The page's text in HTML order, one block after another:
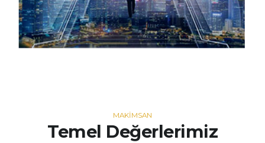
MAKİMSAN
Temel Değerlerimiz